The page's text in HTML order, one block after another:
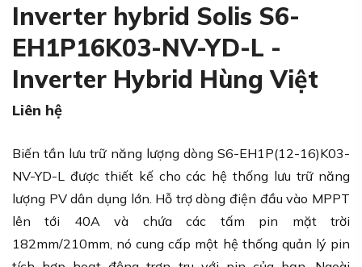
Inverter hybrid Solis S6-
EH1P16K03-NV-YD-L -
Inverter Hybrid Hùng Việt
Liên hệ
Biến tần lưu trữ năng lượng dòng S6-EH1P(12-16)K03-
NV-YD-L được thiết kế cho các hệ thống lưu trữ năng
lượng PV dân dụng lớn. Hỗ trợ dòng điện đầu vào MPPT
lên tới 40A và chứa các tấm pin mặt trời
182mm/210mm, nó cung cấp một hệ thống quản lý pin